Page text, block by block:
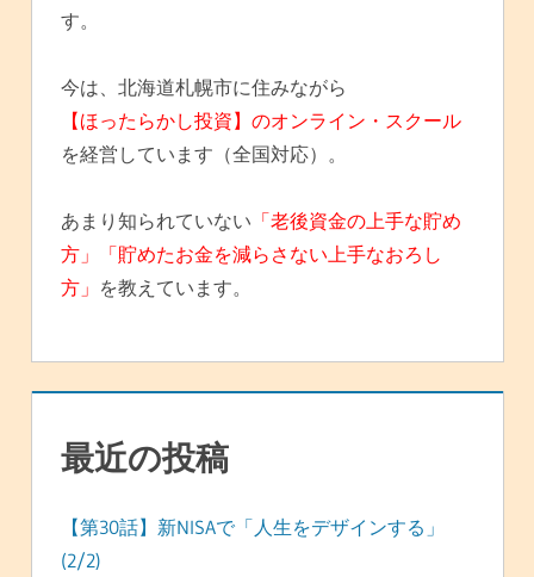
す。
今は、北海道札幌市に住みながら
【ほったらかし投資】のオンライン・スクール
を経営しています（全国対応）。
あまり知られていない 「老後資金の上手な貯め
方」「貯めたお金を減らさない上手なおろし
方」 を教えています。
最近の投稿
【第30話】新NISAで「人生をデザインする」
(2/2)